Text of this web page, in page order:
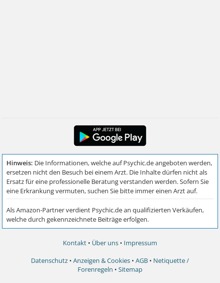
Kontakt • Über uns • Impressum
Datenschutz • Anzeigen & Cookies • AGB • Netiquette /
Forenregeln • Sitemap